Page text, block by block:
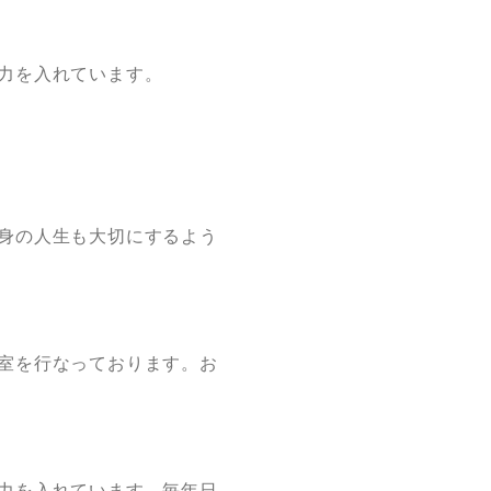
を入れています。
の人生も大切にするよう
を行なっております。お